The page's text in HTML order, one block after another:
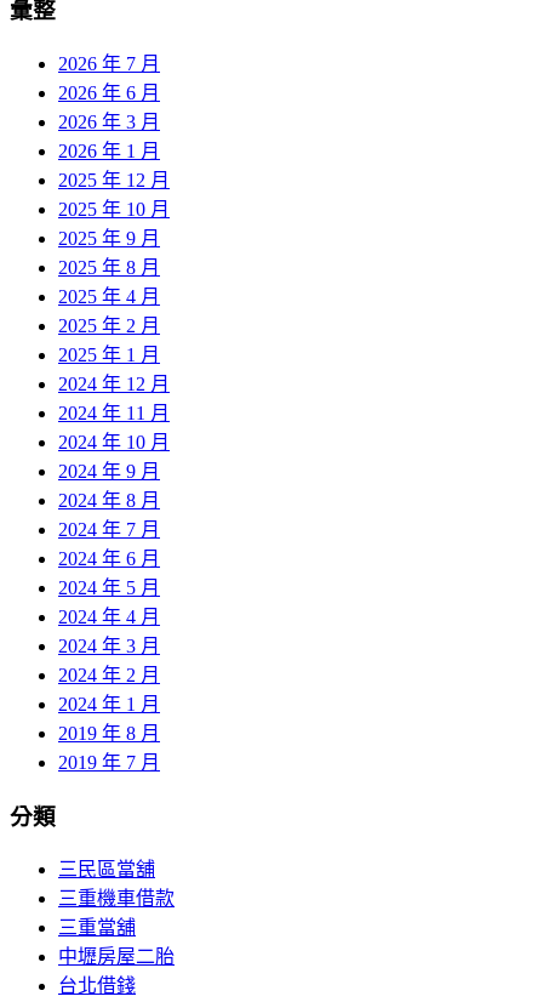
彙整
2026 年 7 月
2026 年 6 月
2026 年 3 月
2026 年 1 月
2025 年 12 月
2025 年 10 月
2025 年 9 月
2025 年 8 月
2025 年 4 月
2025 年 2 月
2025 年 1 月
2024 年 12 月
2024 年 11 月
2024 年 10 月
2024 年 9 月
2024 年 8 月
2024 年 7 月
2024 年 6 月
2024 年 5 月
2024 年 4 月
2024 年 3 月
2024 年 2 月
2024 年 1 月
2019 年 8 月
2019 年 7 月
分類
三民區當舖
三重機車借款
三重當舖
中壢房屋二胎
台北借錢